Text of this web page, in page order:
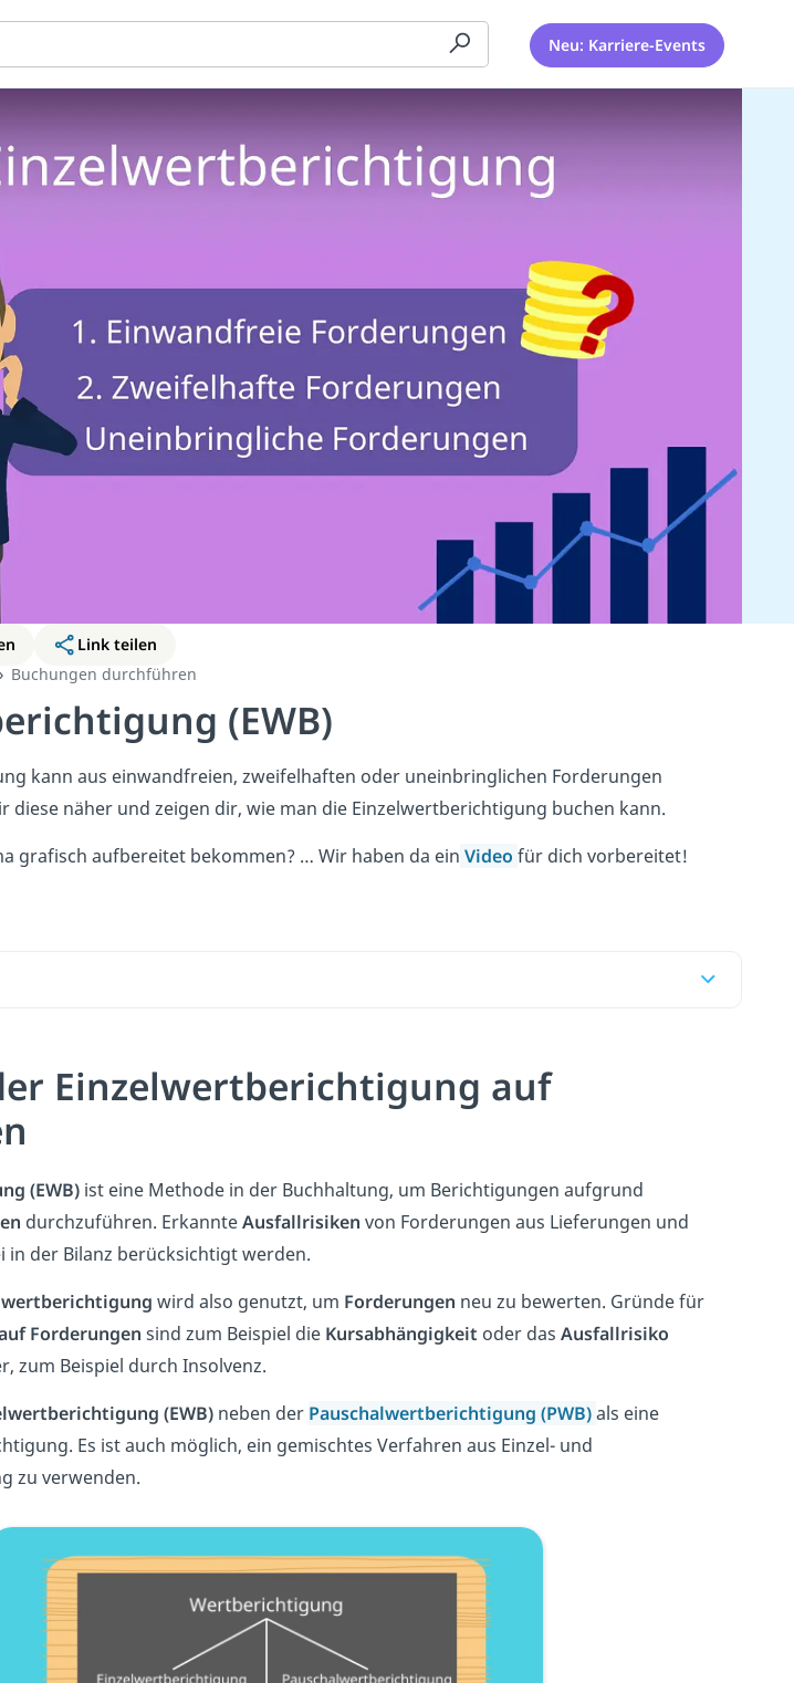
Neu: Karriere-Events
Link teilen
Buchungen durchführen
(EWB)
kann aus einwandfreien, zweifelhaften oder uneinbringlichen Forderungen
diese näher und zeigen dir, wie man die Einzelwertberichtigung buchen kann.
grafisch aufbereitet bekommen? … Wir haben da ein Video für dich vorbereitet!
Einzelwertberichtigung auf
(EWB)ist eine Methode in der Buchhaltung, um Berichtigungen aufgrund
durchzuführen. ErkannteAusfallrisiken von Forderungen aus Lieferungen und
in der Bilanz berücksichtigt werden.
wird also genutzt, um Forderungen neu zu bewerten. Gründe für
Forderungen sind zum Beispiel die Kursabhängigkeit oder das Ausfallrisiko
zum Beispiel durch Insolvenz.
(EWB)neben der Pauschalwertberichtigung (PWB) als eine
Es ist auch möglich, ein gemischtes Verfahren aus Einzel- und
zu verwenden.